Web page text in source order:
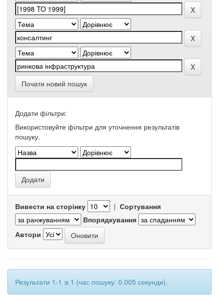
Почати новий пошук
Додати фільтри:
Використовуйте фільтри для уточнення результатів
пошуку.
Вивести на сторінку | Сортування
Впорядкування
Автори
Результати 1-1 зі 1 (час пошуку: 0.005 секунди).